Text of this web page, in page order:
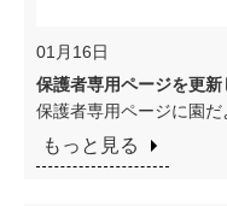
01月16日
保護者専用ページを更新
保護者専用ページに園だ
もっと見る